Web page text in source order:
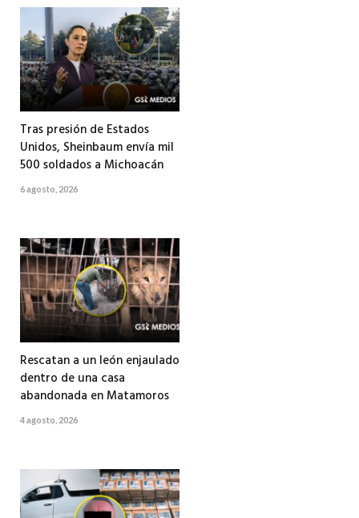
Tras presión de Estados
Unidos, Sheinbaum envía mil
500 soldados a Michoacán
6 agosto, 2026
Rescatan a un león enjaulado
dentro de una casa
abandonada en Matamoros
4 agosto, 2026